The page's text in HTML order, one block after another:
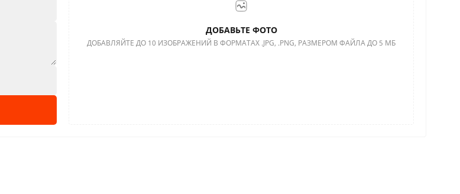
ДОБАВЬТЕ ФОТО
ДОБАВЛЯЙТЕ ДО 10 ИЗОБРАЖЕНИЙ В ФОРМАТАХ .JPG, .PNG, РАЗМЕРОМ ФАЙЛА ДО 5 МБ